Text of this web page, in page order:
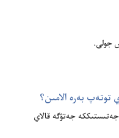
جولى.‏
توتە‌پ بە‌رە الامىن؟‏
جە‌تۋگە قالاي